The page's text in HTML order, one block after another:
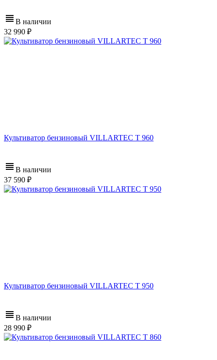
В наличии
32 990
Культиватор бензиновый VILLARTEC T 960
В наличии
37 590
Культиватор бензиновый VILLARTEC T 950
В наличии
28 990